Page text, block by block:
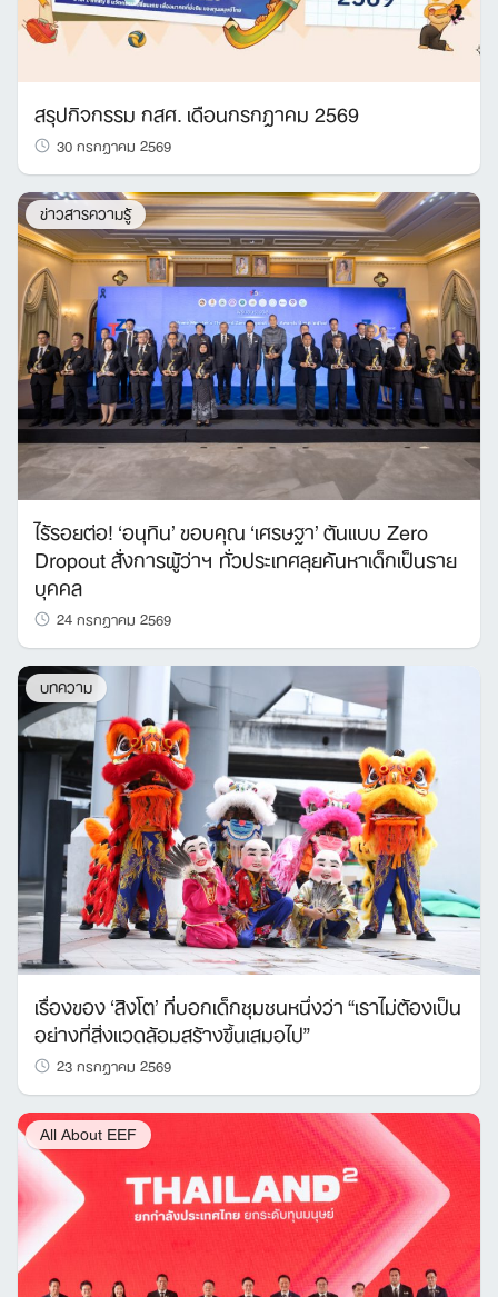
สรุปกิจกรรม กสศ. เดือนกรกฎาคม 2569
30 กรกฎาคม 2569
ข่าวสารความรู้
ไร้รอยต่อ! ‘อนุทิน’ ขอบคุณ ‘เศรษฐา’ ต้นแบบ Zero
Dropout สั่งการผู้ว่าฯ ทั่วประเทศลุยค้นหาเด็กเป็นราย
บุคคล
24 กรกฎาคม 2569
บทความ
เรื่องของ ‘สิงโต’ ที่บอกเด็กชุมชนหนึ่งว่า “เราไม่ต้องเป็น
อย่างที่สิ่งแวดล้อมสร้างขึ้นเสมอไป”
23 กรกฎาคม 2569
All About EEF